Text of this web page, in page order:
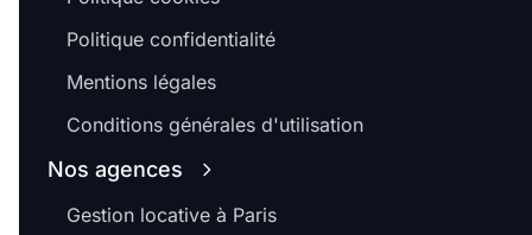
Politique confidentialité
Mentions légales
Conditions générales d'utilisation
Nos agences
Gestion locative à Paris